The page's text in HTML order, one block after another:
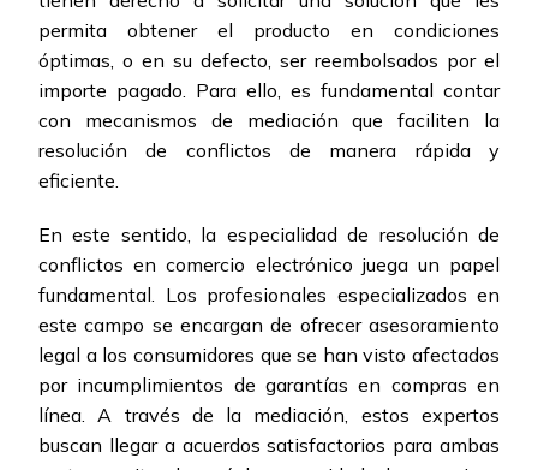
permita obtener el producto en condiciones
óptimas, o en su defecto, ser reembolsados por el
importe pagado. Para ello, es fundamental contar
con mecanismos de mediación que faciliten la
resolución de conflictos de manera rápida y
eficiente.
En este sentido, la especialidad de resolución de
conflictos en comercio electrónico juega un papel
fundamental. Los profesionales especializados en
este campo se encargan de ofrecer asesoramiento
legal a los consumidores que se han visto afectados
por incumplimientos de garantías en compras en
línea. A través de la mediación, estos expertos
buscan llegar a acuerdos satisfactorios para ambas